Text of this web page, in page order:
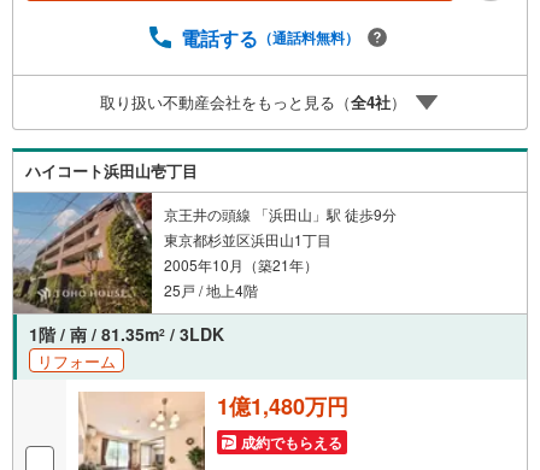
完了予定です！【営業時間10:00～19:00】上記時間はお電
さい！現地を見学される場合は「室内・現地を見学する
（無料）」ボタンよりご希望の日時をご記入いただけます
とスムーズにご案内が可能です。【ウィル不動産販売はこ
こが強み】（1）住宅ローンに精通したローン専門部署があ
ります！（2）施工実績多数のリフォーム部門も社内にあり
ます！（3）定休日なし！
電話する （通話料無料）
取り扱い不動産会社をもっと見る（全4社）
ハイコート浜田山壱丁目
京王井の頭線 「浜田山」駅 徒歩9分
東京都杉並区浜田山1丁目
2005年10月（築21年）
25戸 / 地上4階
1階 / 南 / 81.35m2 / 3LDK
リフォーム
1億1,480万円
成約でもらえる